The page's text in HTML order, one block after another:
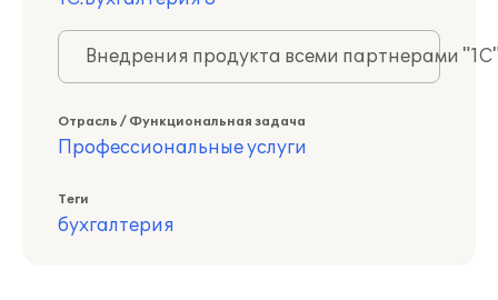
Внедрения продукта всеми партнерами
Отрасль / Функциональная задача
Профессиональные услуги
Теги
бухгалтерия